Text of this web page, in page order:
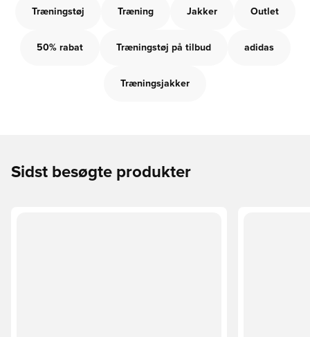
Træningstøj Træning Jakker Outlet
50% rabat Træningstøj på tilbud adidas
Træningsjakker
Sidst besøgte produkter